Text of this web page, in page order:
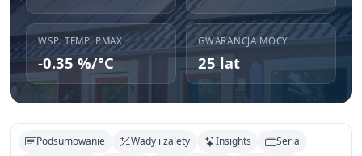
WSP. TEMP. PMAX
-0.35 %/°C
GWARANCJA MOCY
25 lat
Podsumowanie Wady i zalety Insights
Seria